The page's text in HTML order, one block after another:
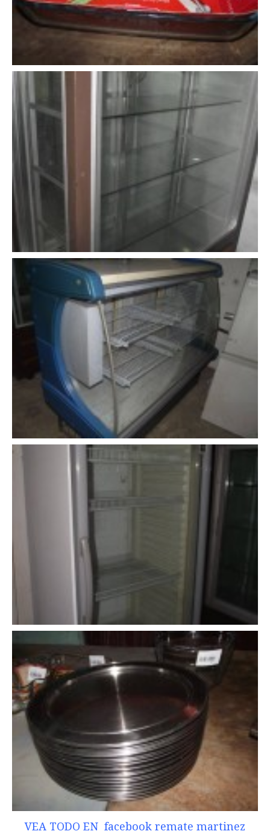
VEA TODO EN facebook remate martinez